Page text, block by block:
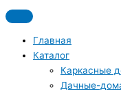
к
содержимому
Главная
Каталог
Каркасные
Дачные-
До 19 июня скидка на